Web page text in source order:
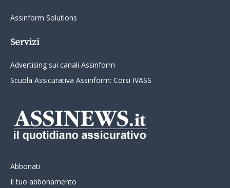
Assinform Solutions
Servizi
Advertising sui canali Assinform
Scuola Assicurativa Assinform: Corsi IVASS
Abbonati
Il tuo abbonamento